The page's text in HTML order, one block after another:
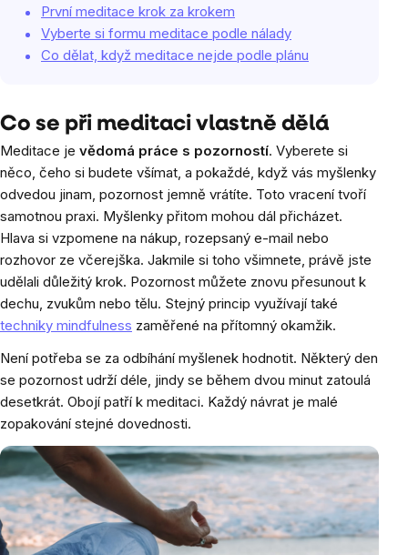
První meditace krok za krokem
Vyberte si formu meditace podle nálady
Co dělat, když meditace nejde podle plánu
Co se při meditaci vlastně dělá
Meditace je vědomá práce s pozorností. Vyberete si
něco, čeho si budete všímat, a pokaždé, když vás myšlenky
odvedou jinam, pozornost jemně vrátíte. Toto vracení tvoří
samotnou praxi. Myšlenky přitom mohou dál přicházet.
Hlava si vzpomene na nákup, rozepsaný e-mail nebo
rozhovor ze včerejška. Jakmile si toho všimnete, právě jste
udělali důležitý krok. Pozornost můžete znovu přesunout k
dechu, zvukům nebo tělu. Stejný princip využívají také
techniky mindfulness zaměřené na přítomný okamžik.
Není potřeba se za odbíhání myšlenek hodnotit. Některý den
se pozornost udrží déle, jindy se během dvou minut zatoulá
desetkrát. Obojí patří k meditaci. Každý návrat je malé
zopakování stejné dovednosti.